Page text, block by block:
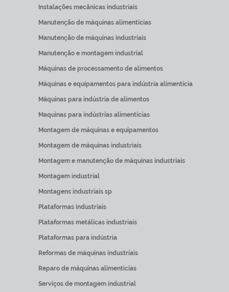
Instalações mecânicas industriais
Manutenção de máquinas alimentícias
Manutenção de máquinas industriais
Manutenção e montagem industrial
Máquinas de processamento de alimentos
Máquinas e equipamentos para indústria alimentícia
Máquinas para indústria de alimentos
Maquinas para indústrias alimentícias
Montagem de máquinas e equipamentos
Montagem de máquinas industriais
Montagem e manutenção de máquinas industriais
Montagem industrial
Montagens industriais sp
Plataformas industriais
Plataformas metálicas industriais
Plataformas para indústria
Reformas de máquinas industriais
Reparo de máquinas alimentícias
Serviços de montagem industrial